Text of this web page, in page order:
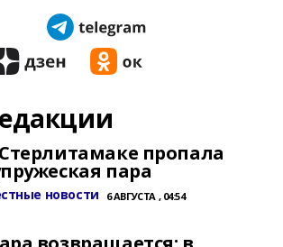
пропала
пара
новости 6 АВГУСТА , 04:54